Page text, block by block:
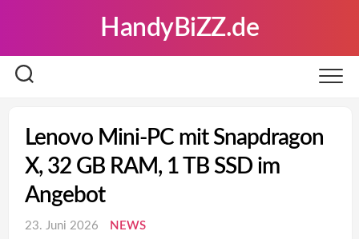
HandyBiZZ.de
Lenovo Mini-PC mit Snapdragon
X, 32 GB RAM, 1 TB SSD im
Angebot
23. Juni 2026 NEWS